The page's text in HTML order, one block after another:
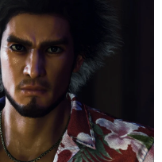
ボス」… ゲームにまつわる言葉
ピューター文化史研究家・タ